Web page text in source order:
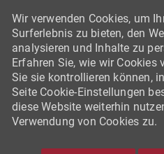
Wir verwenden Cookies, um
Surferlebnis zu bieten, den
analysieren und Inhalte zu
Erfahren Sie, wie wir Cookies
Sie sie kontrollieren können,
Seite Cookie-Einstellungen
diese Website weiterhin
Verwendung von Cookies zu.